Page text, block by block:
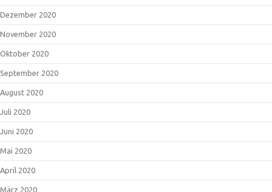
Dezember 2020
November 2020
Oktober 2020
September 2020
August 2020
Juli 2020
Juni 2020
Mai 2020
April 2020
März 2020